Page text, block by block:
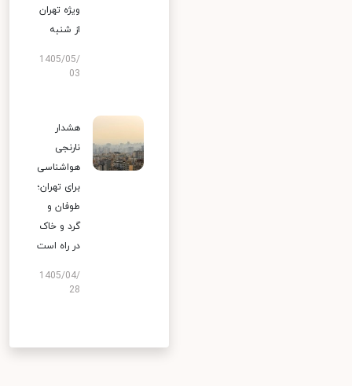
ویژه تهران
از شنبه
1405/05/
03
هشدار
نارنجی
هواشناسی
برای تهران؛
طوفان و
گرد و خاک
در راه است
1405/04/
28